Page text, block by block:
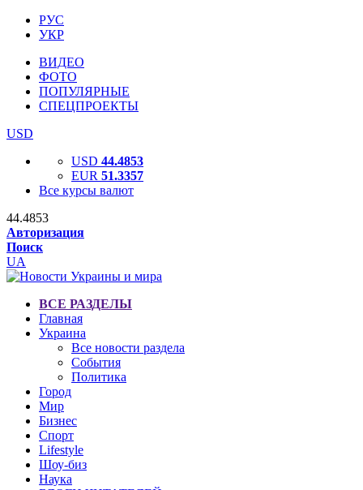
РУС
УКР
ВИДЕО
ФОТО
ПОПУЛЯРНЫЕ
СПЕЦПРОЕКТЫ
USD
USD 44.4853
EUR 51.3357
Все курсы валют
44.4853
Авторизация
Поиск
UA
ВСЕ РАЗДЕЛЫ
Главная
Украина
Все новости раздела
События
Политика
Город
Мир
Бизнес
Спорт
Lifestyle
Шоу-биз
Наука